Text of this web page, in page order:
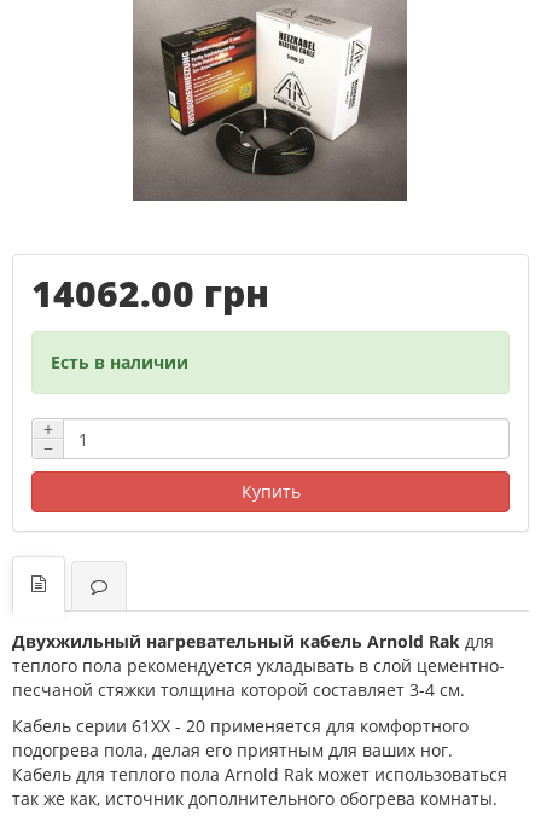
14062.00 грн
Есть в наличии
+
−
Купить
Двухжильный нагревательный кабель Arnold Rak для
теплого пола рекомендуется укладывать в слой цементно-
песчаной стяжки толщина которой составляет 3-4 см.
Кабель серии 61ХХ - 20 применяется для комфортного
подогрева пола, делая его приятным для ваших ног.
Кабель для теплого пола Arnold Rak может использоваться
так же как, источник дополнительного обогрева комнаты.